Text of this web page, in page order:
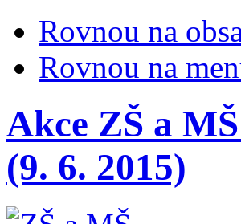
Rovnou na
Rovnou na
Akce ZŠ a
(9. 6. 2015)